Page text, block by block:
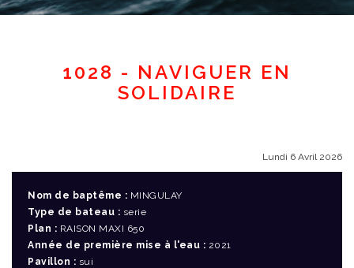
1028 - NAVIGUER EN
SOLIDAIRE
Lundi 6 Avril 2026
Nom de baptême : MINGULAY
Type de bateau : serie
Plan : RAISON MAXI 650
Année de première mise à l'eau : 2021
Pavillon : sui